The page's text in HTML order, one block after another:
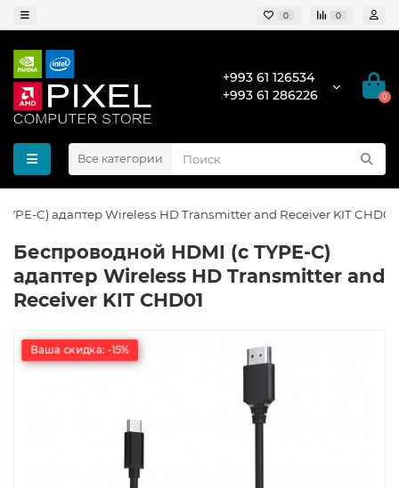
0 0
+993 61 126534
+993 61 286226
0
Все категории
C) адаптер Wireless HD Transmitter and Receiver KIT CHD01
Беспроводной HDMI (с TYPE-C)
адаптер Wireless HD Transmitter and
Receiver KIT CHD01
Ваша скидка: -15%